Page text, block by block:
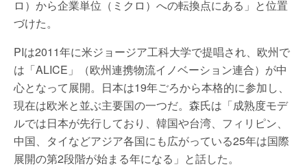
ロ）から企業単位（ミクロ）への転換点にある」と位置
づけた。
PIは2011年に米ジョージア工科大学で提唱され、欧州で
は「ALICE」（欧州連携物流イノベーション連合）が中
心となって展開。日本は19年ごろから本格的に参加し、
現在は欧米と並ぶ主要国の一つだ。森氏は「成熟度モデ
ルでは日本が先行しており、韓国や台湾、フィリピン、
中国、タイなどアジア各国にも広がっている25年は国際
展開の第2段階が始まる年になる」と話した。